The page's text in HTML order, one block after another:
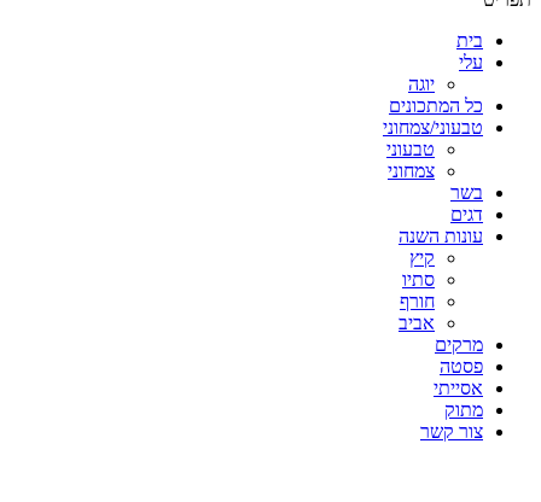
בית
עלי
יוגה
כל המתכונים
טבעוני/צמחוני
טבעוני
צמחוני
בשר
דגים
עונות השנה
קיץ
סתיו
חורף
אביב
מרקים
פסטה
אסייתי
מתוק
צור קשר